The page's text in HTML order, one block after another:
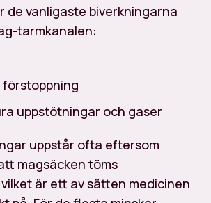
de vanligaste biverkningarna
tarmkanalen:
förstoppning
uppstötningar och gaser
uppstår ofta eftersom
magsäcken töms
är ett av sätten medicinen